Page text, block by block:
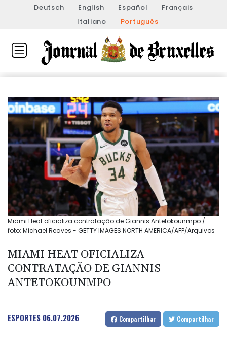
Deutsch English Español
Français
Italiano
Português
Miami Heat oficializa contratação de Giannis Antetokounmpo /
foto: Michael Reaves - GETTY IMAGES NORTH AMERICA/AFP/Arquivos
MIAMI HEAT OFICIALIZA
CONTRATAÇÃO DE GIANNIS
ANTETOKOUNMPO
ESPORTES 06.07.2026 Compartilhar Compartilhar